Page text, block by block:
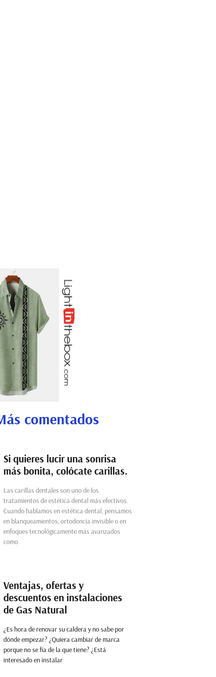
comentados
Si quieres lucir una sonrisa
más bonita, colócate carillas.
Las carillas dentales son uno de los
tratamientos de estética dental más efectivos.
Cuando hablamos en estética dental, pensamos
en blanqueamientos, ortodoncia invisible o en
enfoques tecnológicamente más avanzados
como
Ventajas, ofertas y
descuentos en instalaciones
de Gas Natural
¿Es hora de renovar su caldera y no sabe por
dónde empezar? ¿Quiera cambiar de marca
porque no se fía de la que tiene? ¿Está
interesado en instalar